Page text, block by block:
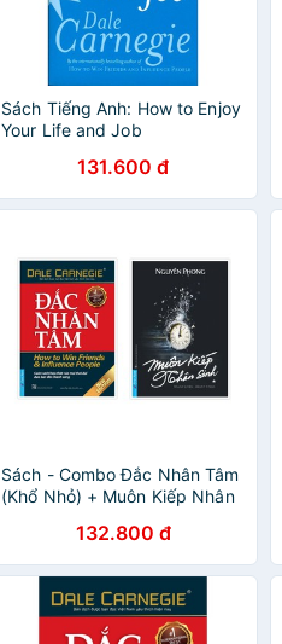
Sách Tiếng Anh: How to Enjoy
Your Life and Job
131.600 đ
Sách - Combo Đắc Nhân Tâm
(Khổ Nhỏ) + Muôn Kiếp Nhân
132.800 đ